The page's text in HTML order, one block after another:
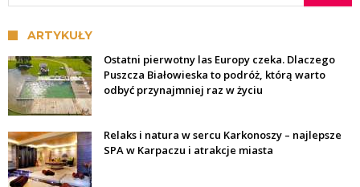
ARTYKUŁY
Ostatni pierwotny las Europy czeka. Dlaczego
Puszcza Białowieska to podróż, którą warto
odbyć przynajmniej raz w życiu
Relaks i natura w sercu Karkonoszy – najlepsze
SPA w Karpaczu i atrakcje miasta